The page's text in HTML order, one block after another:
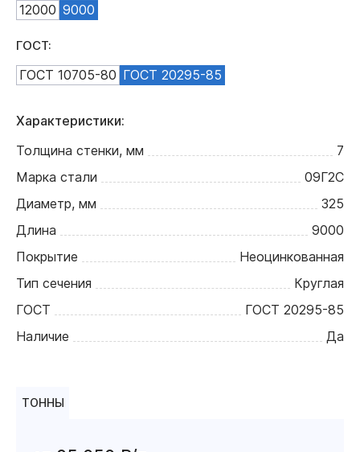
12000 9000
ГОСТ:
ГОСТ 10705-80 ГОСТ 20295-85
Характеристики:
Толщина стенки, мм
7
Марка стали
09Г2С
Диаметр, мм
325
Длина
9000
Покрытие
Неоцинкованная
Тип сечения
Круглая
ГОСТ
ГОСТ 20295-85
Наличие
Да
ТОННЫ